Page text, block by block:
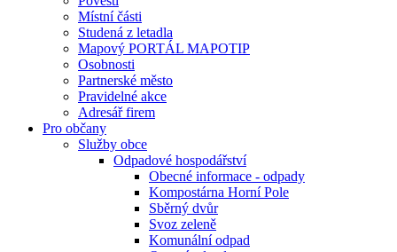
Místní části
Studená z letadla
Mapový PORTÁL MAPOTIP
Osobnosti
Partnerské město
Pravidelné akce
Adresář firem
Pro občany
Služby obce
Odpadové hospodářství
Obecné informace - odpady
Kompostárna Horní Pole
Sběrný dvůr
Svoz zeleně
Komunální odpad